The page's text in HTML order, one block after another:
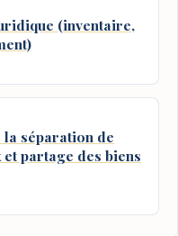
(inventaire,
séparation de
partage des biens